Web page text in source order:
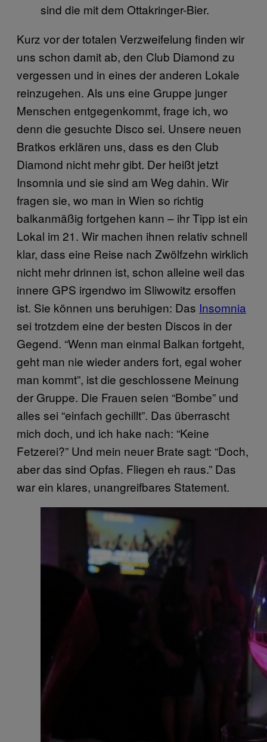
sind die mit dem Ottakringer-Bier.
Kurz vor der totalen Verzweifelung finden wir
uns schon damit ab, den Club Diamond zu
vergessen und in eines der anderen Lokale
reinzugehen. Als uns eine Gruppe junger
Menschen entgegenkommt, frage ich, wo
denn die gesuchte Disco sei. Unsere neuen
Bratkos erklären uns, dass es den Club
Diamond nicht mehr gibt. Der heißt jetzt
Insomnia und sie sind am Weg dahin. Wir
fragen sie, wo man in Wien so richtig
balkanmäßig fortgehen kann – ihr Tipp ist ein
Lokal im 21. Wir machen ihnen relativ schnell
klar, dass eine Reise nach Zwölfzehn wirklich
nicht mehr drinnen ist, schon alleine weil das
innere GPS irgendwo im Sliwowitz ersoffen
ist. Sie können uns beruhigen: Das Insomnia
sei trotzdem eine der besten Discos in der
Gegend. “Wenn man einmal Balkan fortgeht,
geht man nie wieder anders fort, egal woher
man kommt”, ist die geschlossene Meinung
der Gruppe. Die Frauen seien “Bombe” und
alles sei “einfach gechillt”. Das überrascht
mich doch, und ich hake nach: “Keine
Fetzerei?” Und mein neuer Brate sagt: “Doch,
aber das sind Opfas. Fliegen eh raus.” Das
war ein klares, unangreifbares Statement.